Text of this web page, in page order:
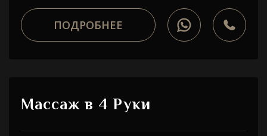
ПОДРОБНЕЕ
Массаж в 4 Руки